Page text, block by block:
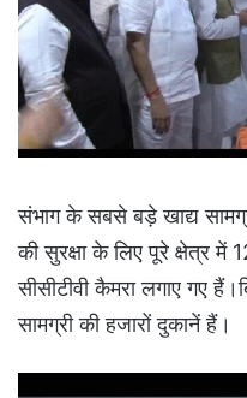
संभाग के सबसे बड़े खाद्य
की सुरक्षा के लिए पूरे क्षेत्र
सीसीटीवी कैमरा लगाए गए
सामग्री की हजारों दुकानें हैं।